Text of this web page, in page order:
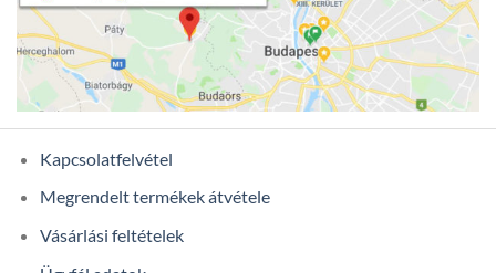
Kapcsolatfelvétel
Megrendelt termékek átvétele
Vásárlási feltételek